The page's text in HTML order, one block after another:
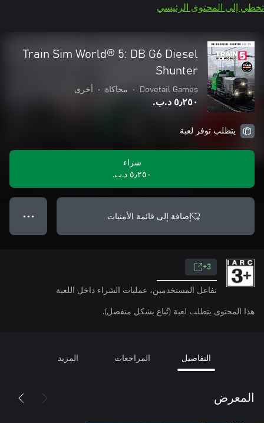
تخطي إلى المحتوى الرئيسي
Train Sim World® 5: DB G6 Diesel
Shunter
Dovetail Games
• محاكاة • أخرى
٥٫٢٥٠ د.ب.‏
يتطلب توفر لعبة
شراء
٥٫٢٥٠ د.ب.‏
إضافة إلى قائمة الأمنيات ● ● ●
3+
تفاعل المستخدمين، عمليات الشراء داخل اللعبة
هذا المحتوى يتطلب لعبة (تُباع بشكل منفصل).
التفاصيل المراجعات المزيد
المعرض